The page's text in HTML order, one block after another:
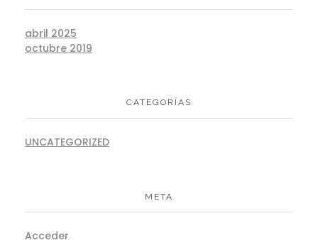
abril 2025
octubre 2019
CATEGORÍAS
UNCATEGORIZED
META
Acceder